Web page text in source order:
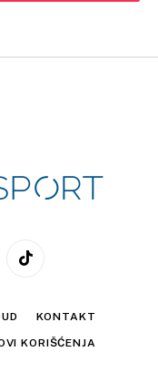
TikTok
KONTAKT
KORIŠĆENJA